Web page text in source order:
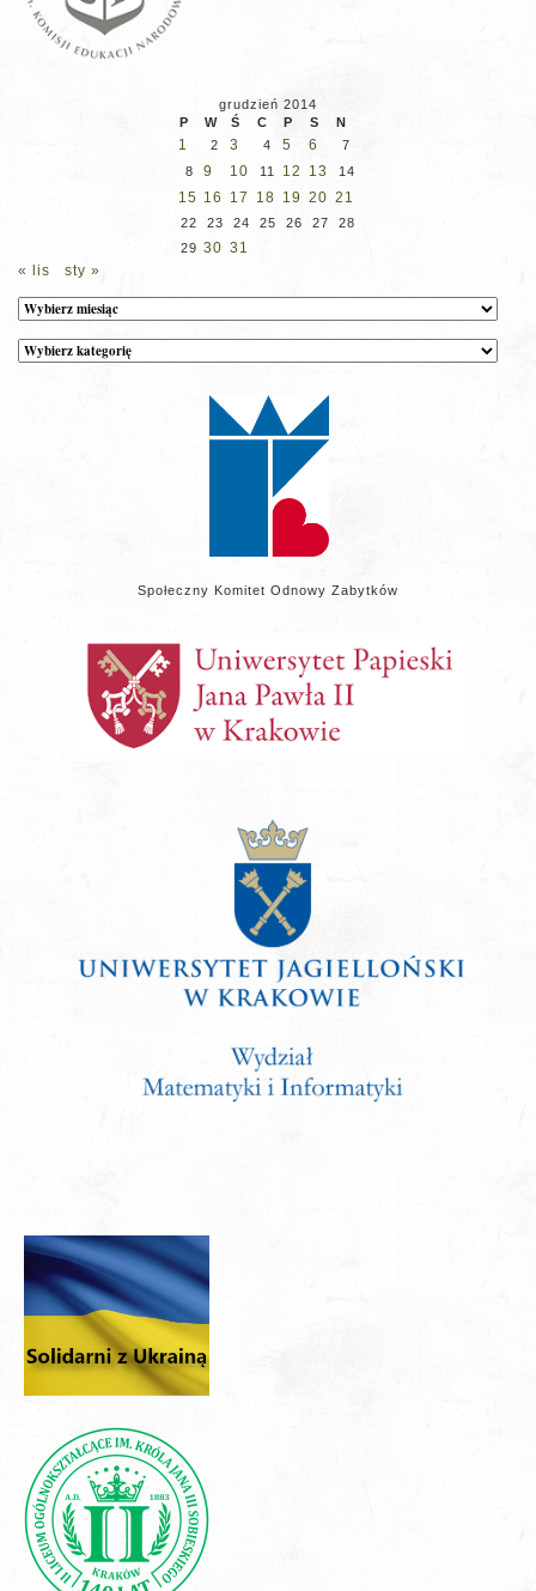
grudzień 2014
P
W Ś C P S N
1 2 3 4 5 6
7
8
9 10 11 12 13 14
15 16 17 18 19 20 21
22 23 24 25 26 27
28
29 30 31
« lis
sty »
Archiwum
Kategorie
wpisów
Społeczny Komitet Odnowy Zabytków